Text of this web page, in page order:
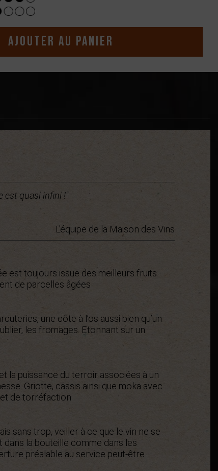
Ajouter au panier
est quasi infini !"
L'équipe de la Maison des Vins
est toujours issue des meilleurs fruits
de parcelles âgées
une côte à l’os aussi bien qu’un
les fromages. Etonnant sur un
la puissance du terroir associées à un
Griotte, cassis ainsi que moka avec
de torréfaction
sans trop, veiller à ce que le vin ne se
la bouteille comme dans les
préalable au service peut-être